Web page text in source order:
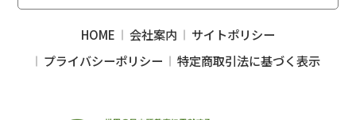
HOME 会社案内
サイトポリシー
プライバシーポリシー
特定商取引法に基づく表示